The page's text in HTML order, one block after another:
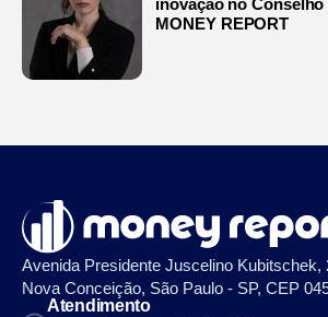
inovação no
MONEY REPORT
Avenida Presidente Juscelino Kubitschek,
Nova Conceição, São Paulo - SP, CEP
Atendimento